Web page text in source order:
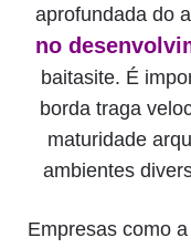
aprofundada do
no
baitasite. É
borda traga
maturidade
ambientes
Empresas como